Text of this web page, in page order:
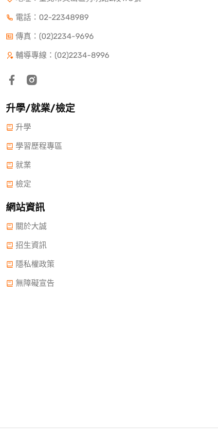
電話： 02-22348989
傳真：(02)2234-9696
輔導專線：(02)2234-8996
升學/就業/檢定
升學
學習歷程專區
就業
檢定
網站資訊
關於大誠
招生資訊
隱私權政策
無障礙宣告